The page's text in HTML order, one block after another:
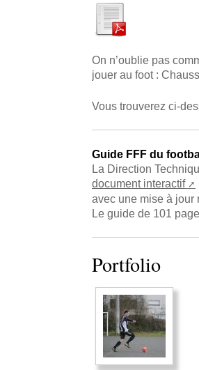
On n’oublie pas
jouer au foot :
Vous trouverez ci-
Guide FFF du
La Direction
document interactif
avec une mise à jour
Le guide de 101
Portfolio